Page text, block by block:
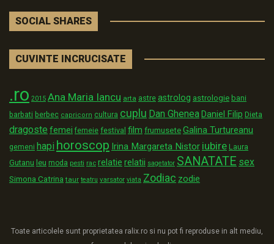
SOCIAL SHARES
CUVINTE INCRUCISATE
.ro 2015 Ana Maria Iancu arta astre astrolog astrologie bani
barbati berbec capricorn cultura cuplu Dan GheneaDaniel Filip Dieta
dragoste femei femeie festival film frumusete Galina Turtureanu
gemeni hapi horoscop Irina Margareta Nistor iubire Laura
Gutanu leu moda pesti rac relatie relatii sagetator SANATATE sex
Simona Catrina taur teatru varsator viata Zodiac zodie
Toate articolele sunt proprietatea ralix.ro si nu pot fi reproduse in alt mediu,